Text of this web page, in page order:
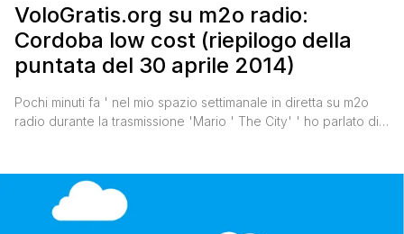
VoloGratis.org su m2o radio:
Cordoba low cost (riepilogo della
puntata del 30 aprile 2014)
Pochi minuti fa ' nel mio spazio settimanale in diretta su m2o
radio durante la trasmissione 'Mario ' The City' ' ho parlato di
mi è rimasta nel cuore. Come faccio sempre dopo la diretta,
eccomi [']